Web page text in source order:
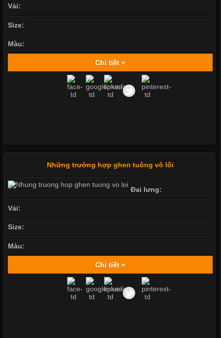
Vải:
Size:
Màu:
Chi tiết »
Những trường hợp ghen tuông vô lối
Đai lưng:
Vải:
Size:
Màu:
Chi tiết »